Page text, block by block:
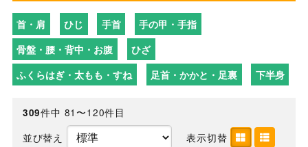
首・肩 ひじ 手首
手の甲・手指
骨盤・腰・背中・お腹
ひざ
ふくらはぎ・太もも・すね
足首・かかと・足裏 下半身
309件中 81〜120件目
並び替え
表示切替